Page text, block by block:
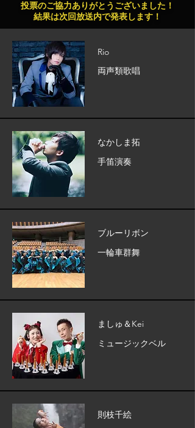
​投票のご協力ありがとうございました！
​結果は次回放送内で発表します！
Rio
両声類歌唱
なかしま拓
手笛演奏
ブルーリボン
一輪車群舞
ましゅ＆Kei
ミュージックベル
則枝千絵